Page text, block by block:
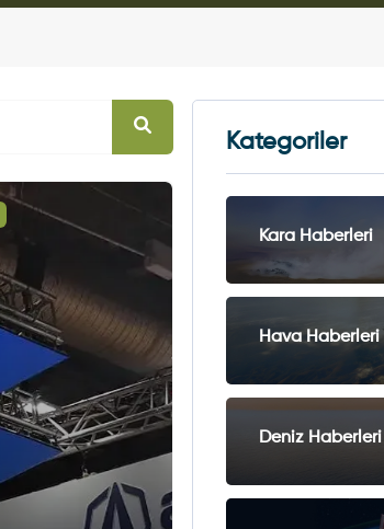
Kategoriler
Kara Haberleri
Hava Haberleri
Deniz Haberleri